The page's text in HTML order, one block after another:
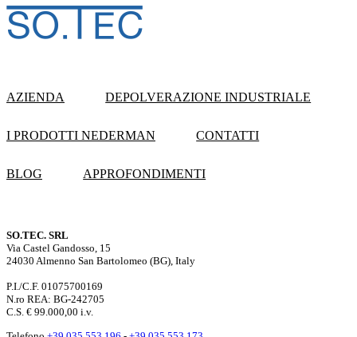
AZIENDA DEPOLVERAZIONE INDUSTRIALE
I PRODOTTI NEDERMAN CONTATTI
BLOG APPROFONDIMENTI
SO.TEC. SRL
Via Castel Gandosso, 15
24030 Almenno San Bartolomeo (BG), Italy
P.I./C.F. 01075700169
N.ro REA: BG-242705
C.S. € 99.000,00 i.v.